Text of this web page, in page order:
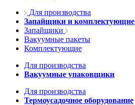
Для производства
Запайщики и комплектующие
Запайщики
Вакуумные пакеты
Комплектующие
Для производства
Вакуумные упаковщики
Для производства
Термоусадочное оборудование